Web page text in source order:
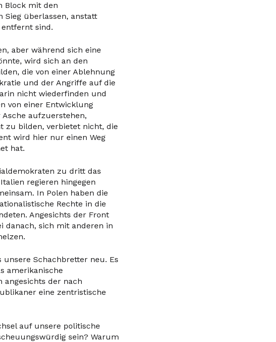
Block mit den
Sieg überlassen, anstatt
sind.
aber während sich eine
wird sich an den
die von einer Ablehnung
und der Angriffe auf die
nicht wiederfinden und
von einer Entwicklung
aufzuerstehen,
zu bilden, verbietet nicht, die
wird hier nur einen Weg
hat.
zu dritt das
regieren hingegen
In Polen haben die
Rechte in die
Angesichts der Front
danach, sich mit anderen in
Schachbretter neu. Es
amerikanische
angesichts der nach
eine zentristische
auf unsere politische
sein? Warum